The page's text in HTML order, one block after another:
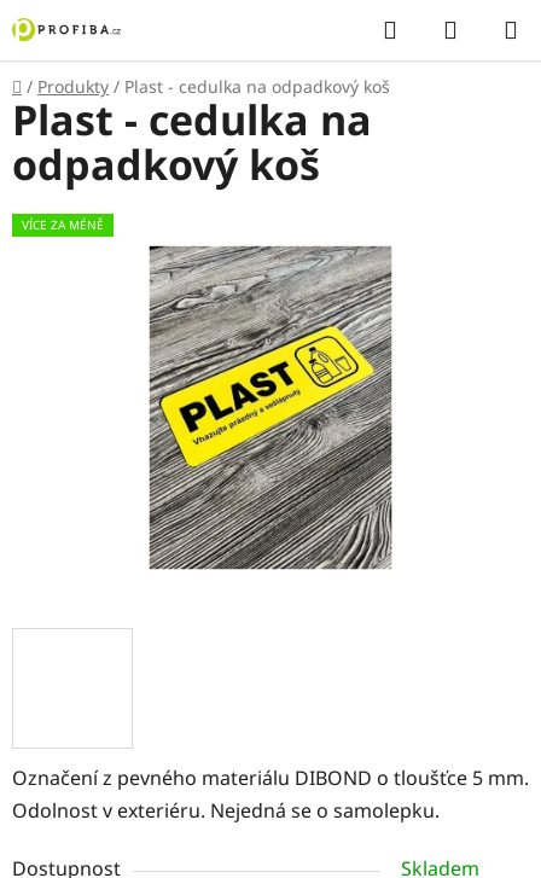
Přejít
na
obsah
Hledat
KOŠÍK
Domů
/ Produkty / Plast - cedulka na odpadkový koš
Označení z pevného materiálu DIBOND o tloušťce 5 mm.
Odolnost v exteriéru. Nejedná se o samolepku.
Dostupnost
Skladem
Plast - cedulka na
odpadkový koš
VÍCE ZA MÉNĚ